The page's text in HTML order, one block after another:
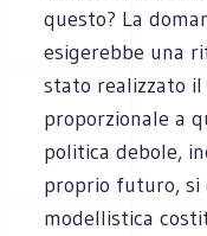
questo? La
esigerebbe una
stato realizzato il
proporzionale a
politica debole,
proprio futuro, si
modellistica